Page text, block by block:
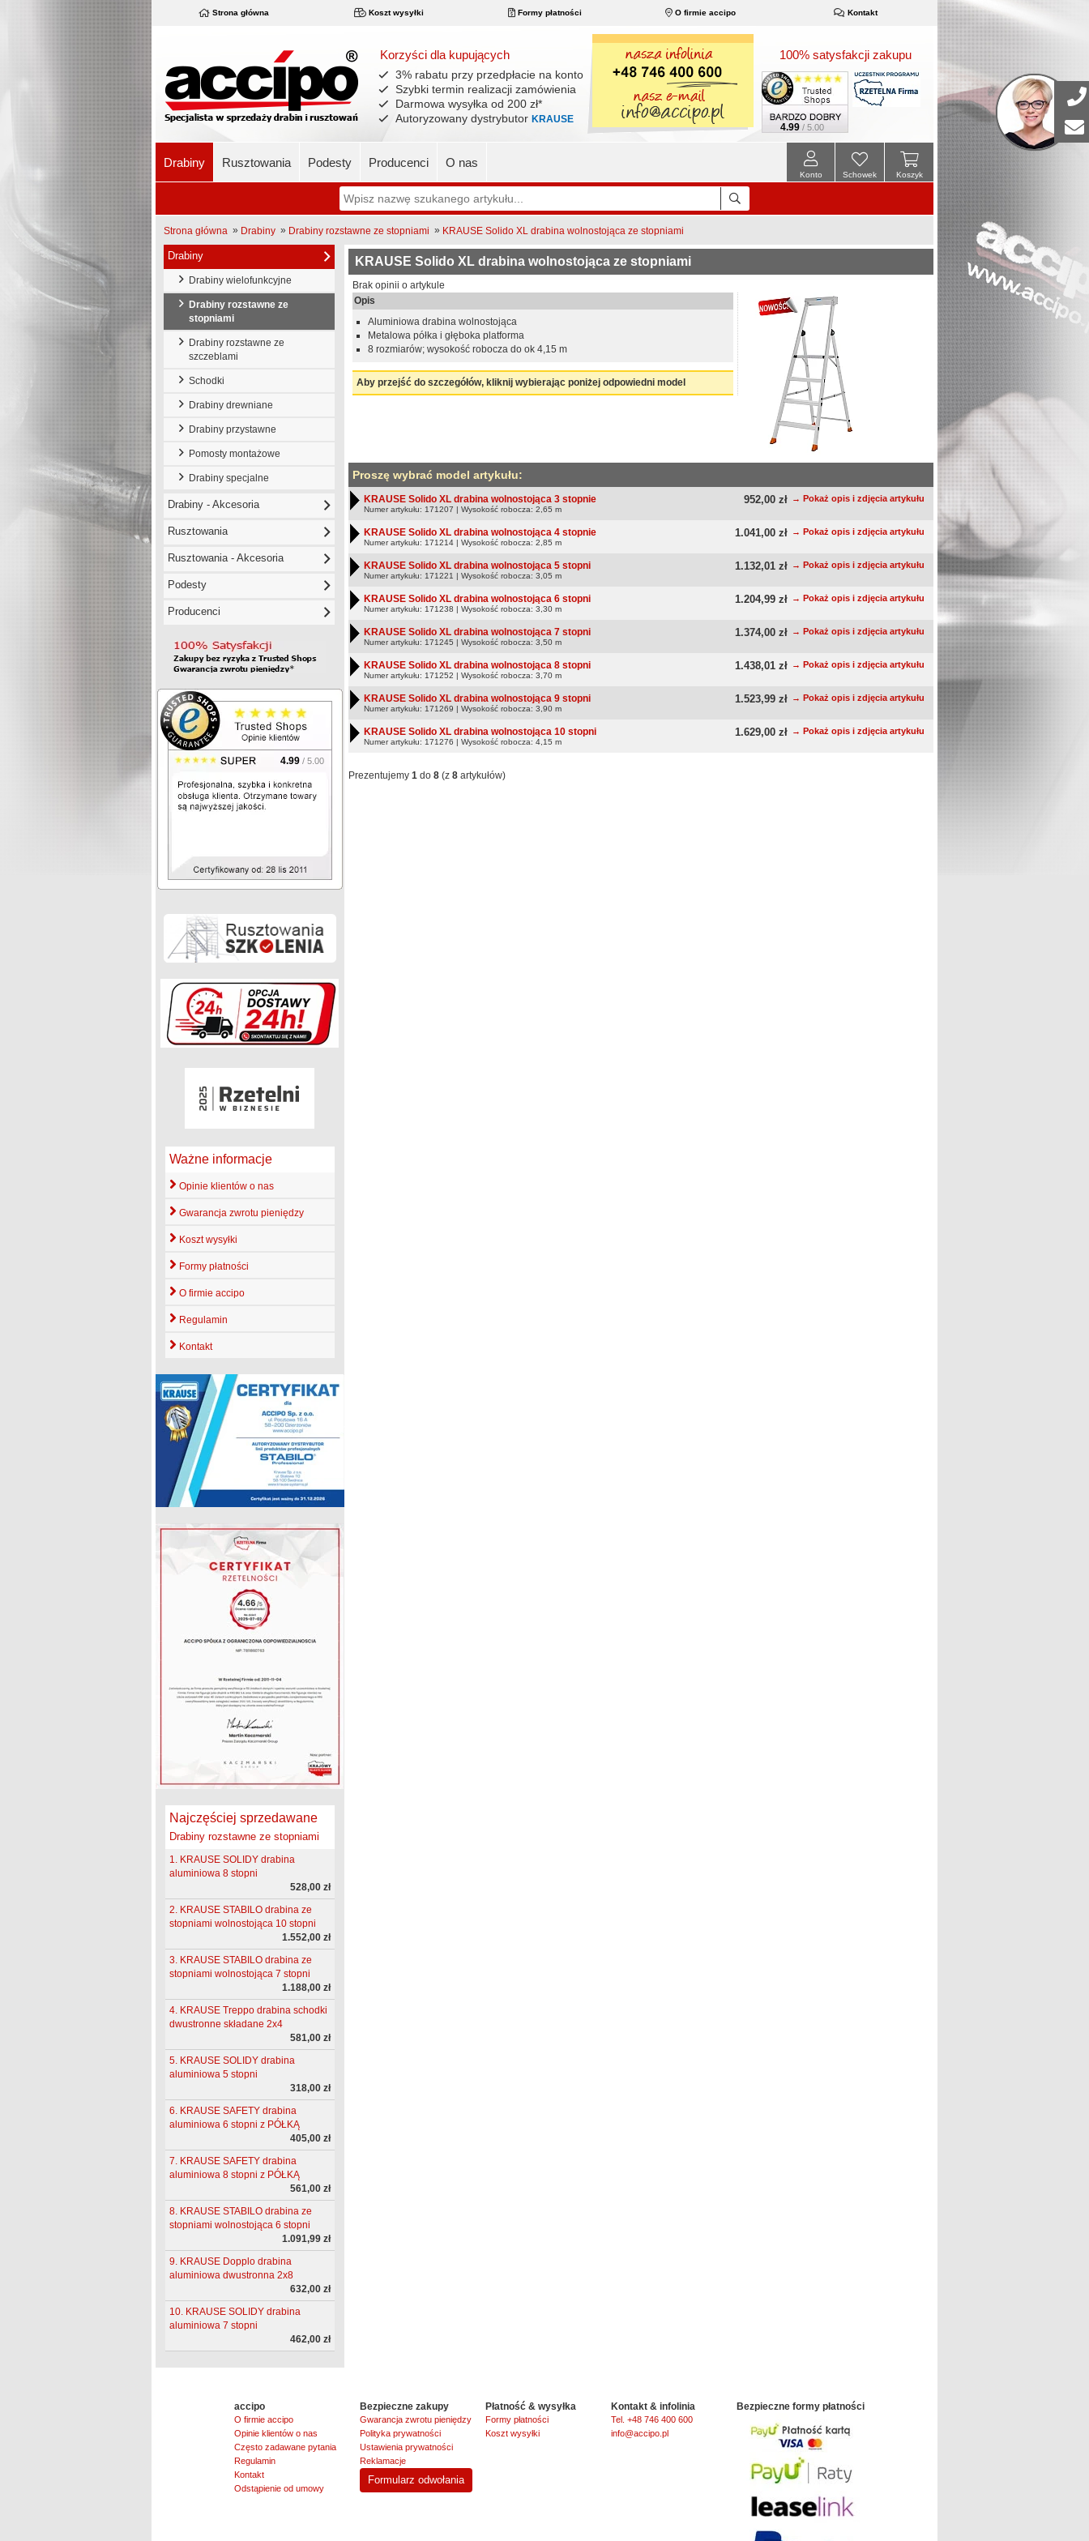
Strona główna Koszt wysyłki Formy płatności O firmie accipo Kontakt
Korzyści dla kupujących
3% rabatu przy przedpłacie na konto
Szybki termin realizacji zamówienia
Darmowa wysyłka od 200 zł*
Autoryzowany dystrybutor KRAUSE
100% satysfakcji zakupu
4.99 / 5.00
Drabiny Rusztowania Podesty Producenci O nas
Koszyk
Schowek
Konto
Strona główna » Drabiny » Drabiny rozstawne ze stopniami » KRAUSE Solido XL drabina wolnostojąca ze stopniami
Drabiny
Drabiny wielofunkcyjne
Drabiny rozstawne ze
stopniami
Drabiny rozstawne ze
szczeblami
Schodki
Drabiny drewniane
Drabiny przystawne
Pomosty montażowe
Drabiny specjalne
Drabiny - Akcesoria
Rusztowania
Rusztowania - Akcesoria
Podesty
Producenci
4.99 / 5.00
Ważne informacje
Opinie klientów o nas
Gwarancja zwrotu pieniędzy
Koszt wysyłki
Formy płatności
O firmie accipo
Regulamin
Kontakt
Najczęściej sprzedawane
Drabiny rozstawne ze stopniami
1. KRAUSE SOLIDY drabina
aluminiowa 8 stopni
528,00 zł
2. KRAUSE STABILO drabina ze
stopniami wolnostojąca 10 stopni
1.552,00 zł
3. KRAUSE STABILO drabina ze
stopniami wolnostojąca 7 stopni
1.188,00 zł
4. KRAUSE Treppo drabina schodki
dwustronne składane 2x4
581,00 zł
5. KRAUSE SOLIDY drabina
aluminiowa 5 stopni
318,00 zł
6. KRAUSE SAFETY drabina
aluminiowa 6 stopni z PÓŁKĄ
405,00 zł
7. KRAUSE SAFETY drabina
aluminiowa 8 stopni z PÓŁKĄ
561,00 zł
8. KRAUSE STABILO drabina ze
stopniami wolnostojąca 6 stopni
1.091,99 zł
9. KRAUSE Dopplo drabina
aluminiowa dwustronna 2x8
632,00 zł
10. KRAUSE SOLIDY drabina
aluminiowa 7 stopni
462,00 zł
KRAUSE Solido XL drabina wolnostojąca ze stopniami
Brak opinii o artykule
Opis
Aluminiowa drabina wolnostojąca
Metalowa półka i głęboka platforma
8 rozmiarów; wysokość robocza do ok 4,15 m
Aby przejść do szczegółów, kliknij wybierając poniżej odpowiedni model
Proszę wybrać model artykułu:
KRAUSE Solido XL drabina wolnostojąca 3 stopnie
Numer artykułu: 171207 | Wysokość robocza: 2,65 m
952,00 zł → Pokaż opis i zdjęcia artykułu
KRAUSE Solido XL drabina wolnostojąca 4 stopnie
Numer artykułu: 171214 | Wysokość robocza: 2,85 m
1.041,00 zł → Pokaż opis i zdjęcia artykułu
KRAUSE Solido XL drabina wolnostojąca 5 stopni
Numer artykułu: 171221 | Wysokość robocza: 3,05 m
1.132,01 zł → Pokaż opis i zdjęcia artykułu
KRAUSE Solido XL drabina wolnostojąca 6 stopni
Numer artykułu: 171238 | Wysokość robocza: 3,30 m
1.204,99 zł → Pokaż opis i zdjęcia artykułu
KRAUSE Solido XL drabina wolnostojąca 7 stopni
Numer artykułu: 171245 | Wysokość robocza: 3,50 m
1.374,00 zł → Pokaż opis i zdjęcia artykułu
KRAUSE Solido XL drabina wolnostojąca 8 stopni
Numer artykułu: 171252 | Wysokość robocza: 3,70 m
1.438,01 zł → Pokaż opis i zdjęcia artykułu
KRAUSE Solido XL drabina wolnostojąca 9 stopni
Numer artykułu: 171269 | Wysokość robocza: 3,90 m
1.523,99 zł → Pokaż opis i zdjęcia artykułu
KRAUSE Solido XL drabina wolnostojąca 10 stopni
Numer artykułu: 171276 | Wysokość robocza: 4,15 m
1.629,00 zł → Pokaż opis i zdjęcia artykułu
Prezentujemy 1do 8(z 8artykułów)
accipo
O firmie accipo
Opinie klientów o nas
Często zadawane pytania
Regulamin
Kontakt
Odstąpienie od umowy
Bezpieczne zakupy
Gwarancja zwrotu pieniędzy
Polityka prywatności
Ustawienia prywatności
Reklamacje
Formularz odwołania
Płatność & wysyłka
Formy płatności
Koszt wysyłki
Kontakt & infolinia
Tel. +48 746 400 600
info@accipo.pl
Bezpieczne formy płatności